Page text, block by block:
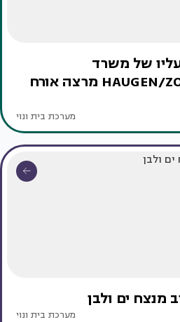
של משרד
HAUGEN/ZOHAR ARKITEKTER מרצה אורח
מערכת בית ונוי
מנצח ים ולבן
מערכת בית ונוי